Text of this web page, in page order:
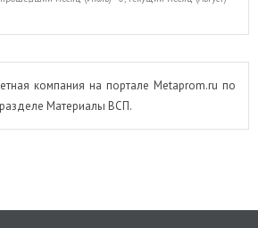
компания на портале Metaprom.ru по
Материалы ВСП.